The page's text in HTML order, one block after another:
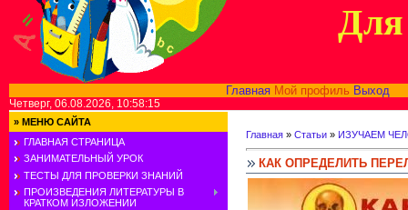
Для
Главная Мой профиль Выход
Четверг, 06.08.2026, 10:58:15
» МЕНЮ САЙТА
ГЛАВНАЯ СТРАНИЦА
ЗАНИМАТЕЛЬНЫЙ УРОК
ТЕСТЫ ДЛЯ ПРОВЕРКИ ЗНАНИЙ
ПРОИЗВЕДЕНИЯ ЛИТЕРАТУРЫ В
КРАТКОМ ИЗЛОЖЕНИИ
Главная » Статьи » ИЗУЧАЕМ
КАК ОПРЕДЕЛИТЬ